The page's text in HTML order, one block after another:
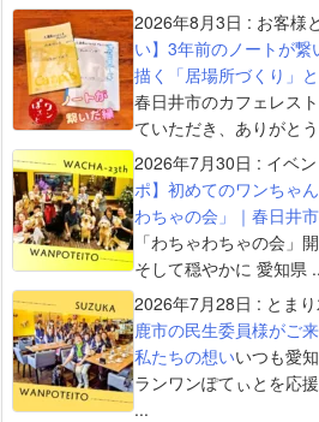
2026年8月3日 : お客様
い】3年前のノートが
描く「居場所づくり」
春日井市のカフェレス
ていただき、ありがと
2026年7月30日 : イベ
ポ】初めてのワンちゃ
わちゃの会」｜春日井
「わちゃわちゃの会」
そして穏やかに 愛知県
2026年7月28日 : とま
鹿市の民生委員様がご
私たちの想いいつも愛
ランワンぽてぃとを応
...